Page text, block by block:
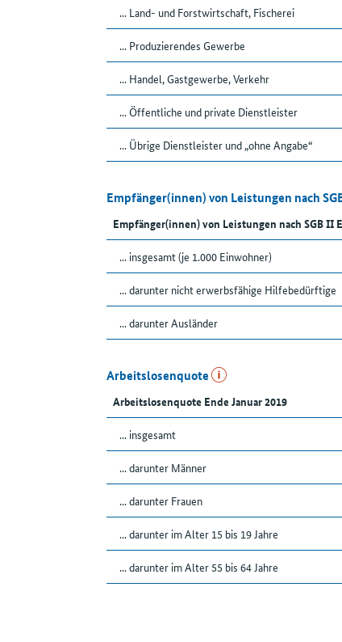
... Land- und Forstwirtschaft, Fischerei
... Produzierendes Gewerbe
... Handel, Gastgewerbe, Verkehr
... Öffentliche und private Dienstleister
... Übrige Dienstleister und „ohne Angabe“
Empfänger(innen) von Leistungen nach
Empfänger(innen) von Leistungen nach SGB II
... insgesamt (je 1.000 Einwohner)
... darunter nicht erwerbsfähige Hilfebedürftige
... darunter Ausländer
Arbeitslosenquote
Arbeitslosenquote Ende Januar 2019
... insgesamt
... darunter Männer
... darunter Frauen
... darunter im Alter 15 bis 19 Jahre
... darunter im Alter 55 bis 64 Jahre